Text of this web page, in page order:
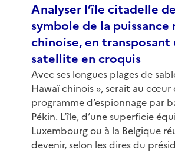
Analyser l’île citadelle
symbole de la
chinoise, en transposant
satellite en croquis
Corps
Avec ses longues plages de
Hawaï chinois », serait au cœur
programme d’espionnage par
Pékin. L’île, d’une superficie
Luxembourg ou à la Belgique
devenir, selon les dires du